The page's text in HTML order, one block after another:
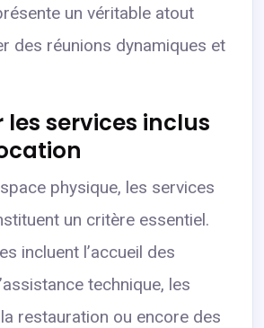
un véritable atout
des réunions dynamiques et
les services inclus
physique, les services
un critère essentiel.
incluent l’accueil des
technique, les
restauration ou encore des